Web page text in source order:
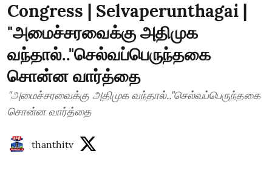
Congress | Selvaperunthagai |
"அமைச்சரவைக்கு அதிமுக
வந்தால்.."செல்வப்பெருந்தகை
சொன்ன வார்த்தை
"அமைச்சரவைக்கு அதிமுக வந்தால்.."செல்வப்பெருந்தகை
சொன்ன வார்த்தை
thanthitv